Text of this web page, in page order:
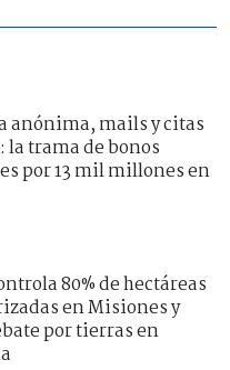
anónima, mails y citas
la trama de bonos
por 13 mil millones en
80% de hectáreas
en Misiones y
por tierras en